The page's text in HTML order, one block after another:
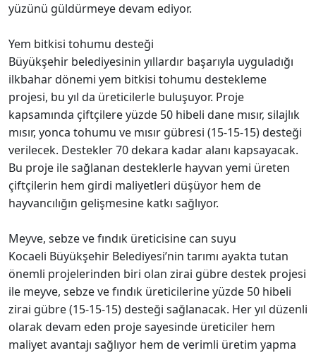
yüzünü güldürmeye devam ediyor.
Yem bitkisi tohumu desteği
Büyükşehir belediyesinin yıllardır başarıyla uyguladığı
ilkbahar dönemi yem bitkisi tohumu destekleme
projesi, bu yıl da üreticilerle buluşuyor. Proje
kapsamında çiftçilere yüzde 50 hibeli dane mısır, silajlık
mısır, yonca tohumu ve mısır gübresi (15-15-15) desteği
verilecek. Destekler 70 dekara kadar alanı kapsayacak.
Bu proje ile sağlanan desteklerle hayvan yemi üreten
çiftçilerin hem girdi maliyetleri düşüyor hem de
hayvancılığın gelişmesine katkı sağlıyor.
Meyve, sebze ve fındık üreticisine can suyu
Kocaeli Büyükşehir Belediyesi’nin tarımı ayakta tutan
önemli projelerinden biri olan zirai gübre destek projesi
ile meyve, sebze ve fındık üreticilerine yüzde 50 hibeli
zirai gübre (15-15-15) desteği sağlanacak. Her yıl düzenli
olarak devam eden proje sayesinde üreticiler hem
maliyet avantajı sağlıyor hem de verimli üretim yapma